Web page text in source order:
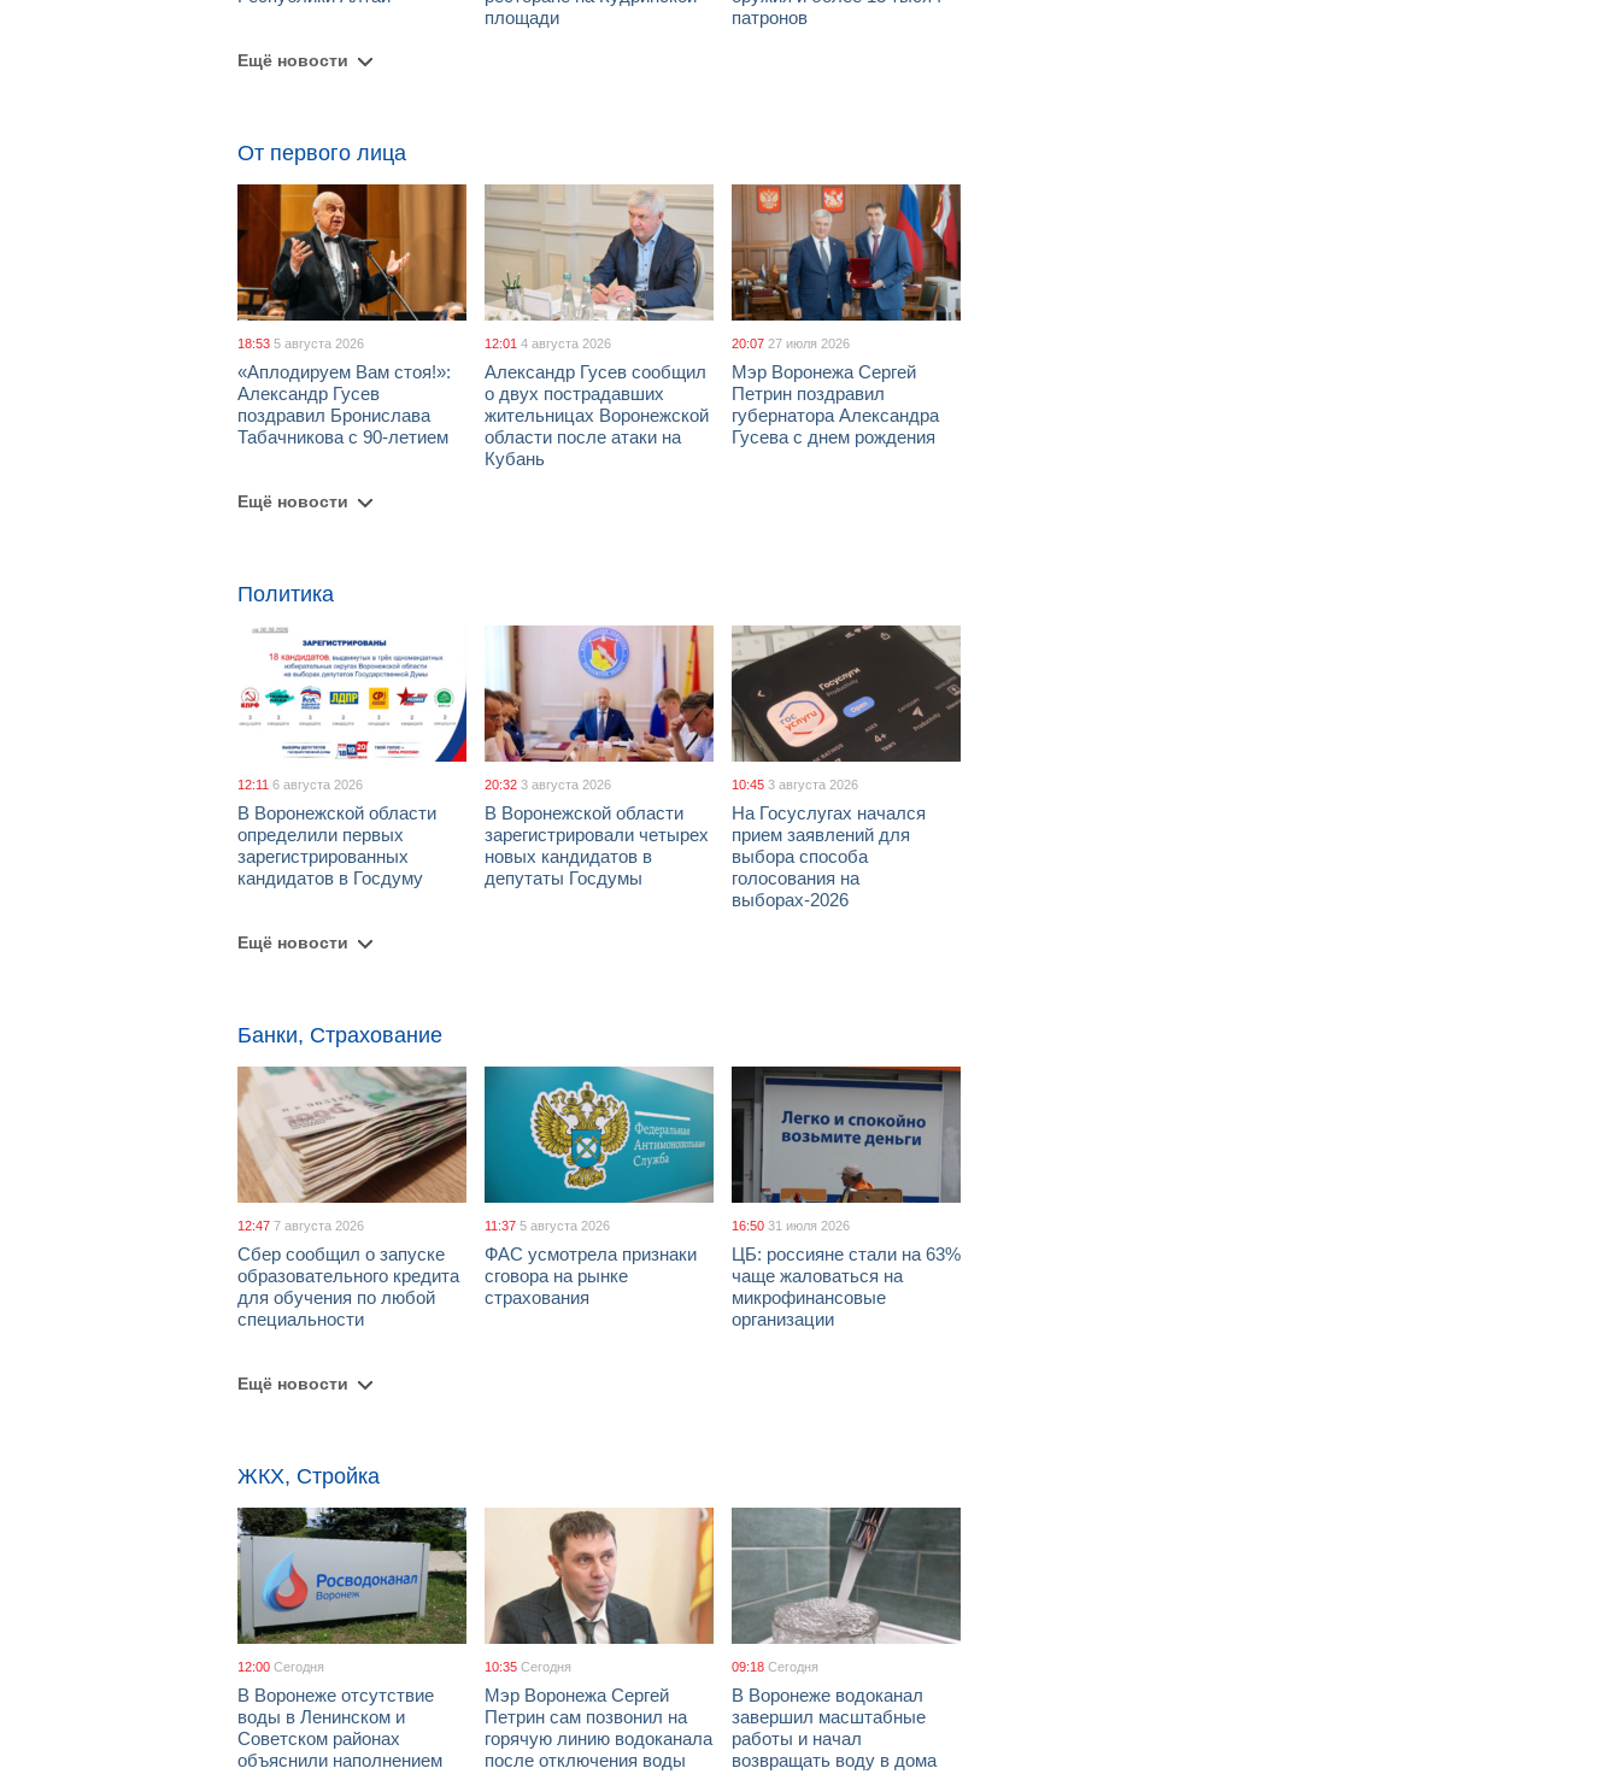
площади
патронов
Ещё новости
От первого лица
18:53 5 августа 2026
«Аплодируем Вам стоя!»:
Александр Гусев
поздравил Бронислава
Табачникова с 90-летием
12:01 4 августа 2026
Александр Гусев сообщил
о двух пострадавших
жительницах Воронежской
области после атаки на
Кубань
20:07 27 июля 2026
Мэр Воронежа Сергей
Петрин поздравил
губернатора Александра
Гусева с днем рождения
Ещё новости
Политика
12:11 6 августа 2026
В Воронежской области
определили первых
зарегистрированных
кандидатов в Госдуму
20:32 3 августа 2026
В Воронежской области
зарегистрировали четырех
новых кандидатов в
депутаты Госдумы
10:45 3 августа 2026
На Госуслугах начался
прием заявлений для
выбора способа
голосования на
выборах-2026
Ещё новости
Банки, Страхование
12:47 7 августа 2026
Сбер сообщил о запуске
образовательного кредита
для обучения по любой
специальности
11:37 5 августа 2026
ФАС усмотрела признаки
сговора на рынке
страхования
16:50 31 июля 2026
ЦБ: россияне стали на 63%
чаще жаловаться на
микрофинансовые
организации
Ещё новости
ЖКХ, Стройка
12:00 Сегодня
В Воронеже отсутствие
воды в Ленинском и
Советском районах
объяснили наполнением
10:35 Сегодня
Мэр Воронежа Сергей
Петрин сам позвонил на
горячую линию водоканала
после отключения воды
09:18 Сегодня
В Воронеже водоканал
завершил масштабные
работы и начал
возвращать воду в дома